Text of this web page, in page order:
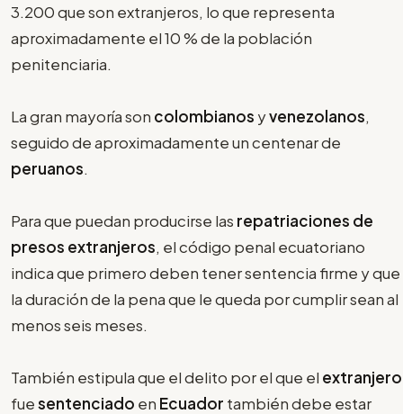
3.200 que son extranjeros, lo que representa
aproximadamente el 10 % de la población
penitenciaria.
La gran mayoría son colombianos yvenezolanos,
seguido de aproximadamente un centenar de
peruanos.
Para que puedan producirse las repatriaciones de
presos extranjeros, el código penal ecuatoriano
indica que primero deben tener sentencia firme y que
la duración de la pena que le queda por cumplir sean al
menos seis meses.
También estipula que el delito por el que el extranjero
fuesentenciado en Ecuador también debe estar